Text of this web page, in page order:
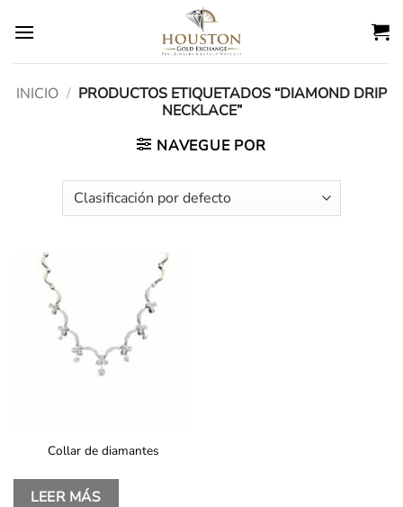
INICIO / PRODUCTOS ETIQUETADOS “DIAMOND DRIP
NECKLACE”
NAVEGUE POR
Collar de diamantes
LEER MÁS